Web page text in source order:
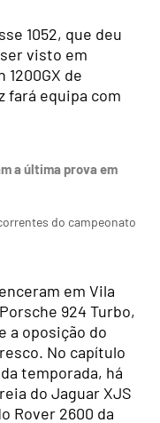
1052, que deu
visto em
de
fará equipa com
a última prova em
do campeonato
em Vila
924 Turbo,
a oposição do
No capítulo
temporada, há
do Jaguar XJS
Rover 2600 da